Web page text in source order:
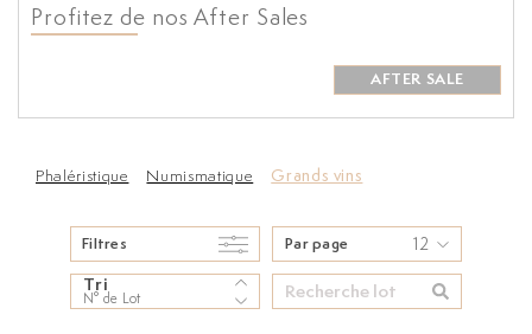
Profitez de nos After Sales
AFTER SALE
Phaléristique Numismatique Grands vins
Filtres Par page 12
Tri
N° de Lot